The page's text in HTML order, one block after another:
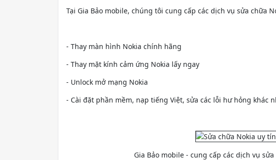
Tại Gia Bảo mobile, chúng tôi cung cấp các dịch vụ sửa chữa
- Thay màn hình Nokia chính hãng
- Thay mặt kính cảm ứng Nokia lấy ngay
- Unlock mở mạng Nokia
- Cài đặt phần mềm, nạp tiếng Việt, sửa các lỗi hư hỏng khác
Gia Bảo mobile - cung cấp các dịch vụ